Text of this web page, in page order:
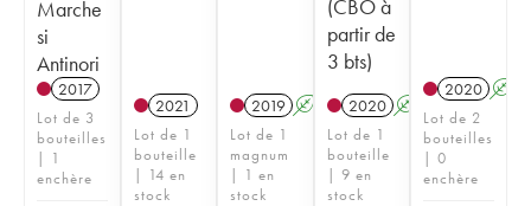
Marche
si
Antinori
2017
Lot de 3
bouteilles
| 1
enchère
2021
Lot de 1
bouteille
| 14 en
stock
2019 A KT
Lot de 1
magnum
| 1 en
stock
(CBO à
partir de
3 bts)
2020 A T
Lot de 1
bouteille
| 9 en
stock
2020 A
Lot de 2
bouteilles
| 0
enchère